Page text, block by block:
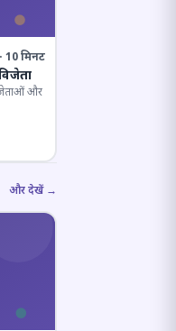
· 10 मिनट
और
और देखें →